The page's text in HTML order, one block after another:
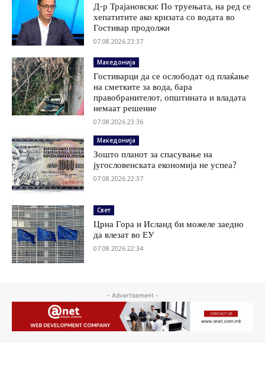
Д-р Трајановски: По труењата, на ред се
хепатитите ако кризата со водата во
Гостивар продолжи
07.08.2026 23:37
Македонија
Гостиварци да се ослободат од плаќање
на сметките за вода, бара
правобранителот, општината и владата
немаат решение
07.08.2026 23:36
Македонија
Зошто планот за спасување на
југословенската економија не успеа?
07.08.2026 22:37
Свет
Црна Гора и Исланд би можеле заедно
да влезат во ЕУ
07.08.2026 22:34
- Advertisement -